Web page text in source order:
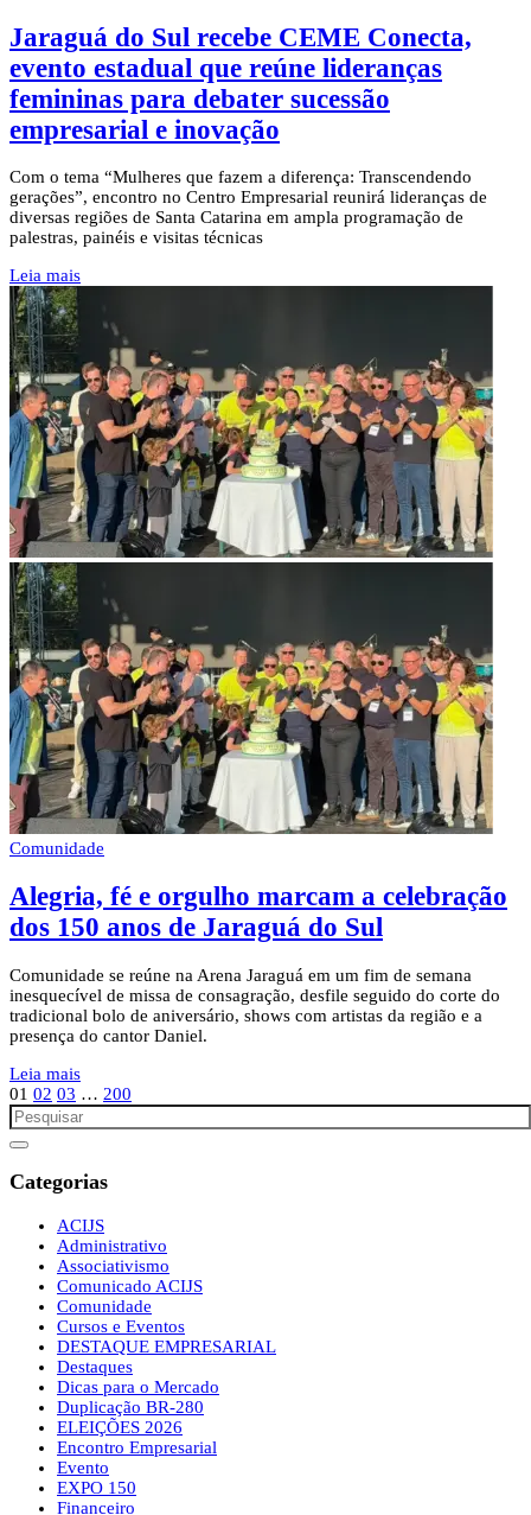
Jaraguá do Sul recebe CEME Conecta,
evento estadual que reúne lideranças
femininas para debater sucessão
empresarial e inovação
Com o tema “Mulheres que fazem a diferença: Transcendendo
gerações”, encontro no Centro Empresarial reunirá lideranças de
diversas regiões de Santa Catarina em ampla programação de
palestras, painéis e visitas técnicas
Leia mais
Comunidade
Alegria, fé e orgulho marcam a celebração
dos 150 anos de Jaraguá do Sul
Comunidade se reúne na Arena Jaraguá em um fim de semana
inesquecível de missa de consagração, desfile seguido do corte do
tradicional bolo de aniversário, shows com artistas da região e a
presença do cantor Daniel.
Leia mais
01 02 03 … 200
Categorias
ACIJS
Administrativo
Associativismo
Comunicado ACIJS
Comunidade
Cursos e Eventos
DESTAQUE EMPRESARIAL
Destaques
Dicas para o Mercado
Duplicação BR-280
ELEIÇÕES 2026
Encontro Empresarial
Evento
EXPO 150
Financeiro